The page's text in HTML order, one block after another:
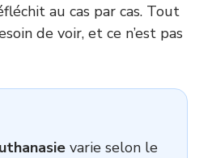
au cas par cas. Tout
de voir, et ce n’est pas
varie selon le